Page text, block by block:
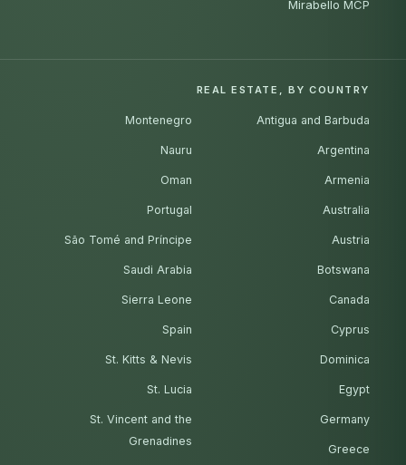
Mirabello MCP
REAL ESTATE, BY COUNTRY
Antigua and Barbuda
Argentina
Armenia
Australia
Austria
Botswana
Canada
Cyprus
Dominica
Egypt
Germany
Greece
Montenegro
Nauru
Oman
Portugal
São Tomé and Príncipe
Saudi Arabia
Sierra Leone
Spain
St. Kitts & Nevis
St. Lucia
St. Vincent and the
Grenadines